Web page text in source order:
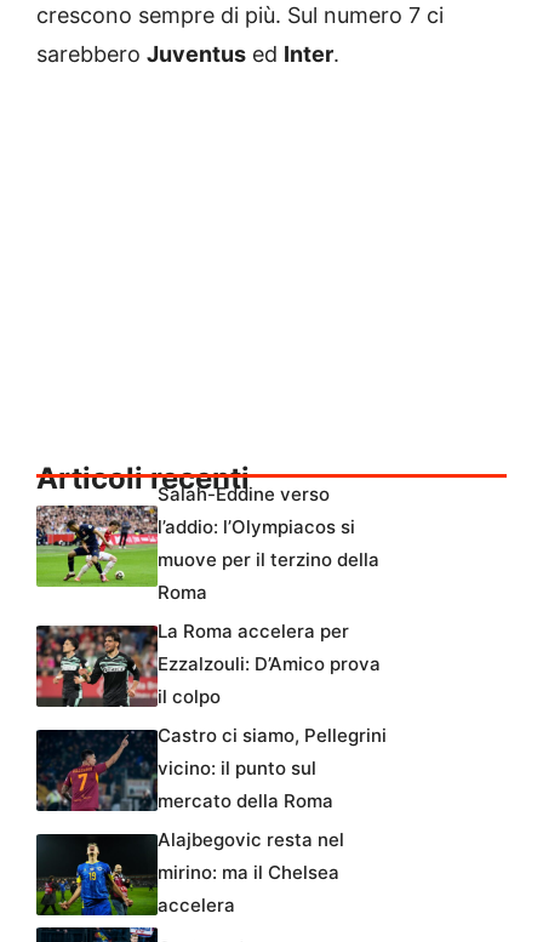
crescono sempre di più. Sul numero 7 ci
sarebbero Juventus ed Inter.
Articoli recenti
Salah-Eddine verso
l’addio: l’Olympiacos si
muove per il terzino della
Roma
La Roma accelera per
Ezzalzouli: D’Amico prova
il colpo
Castro ci siamo, Pellegrini
vicino: il punto sul
mercato della Roma
Alajbegovic resta nel
mirino: ma il Chelsea
accelera